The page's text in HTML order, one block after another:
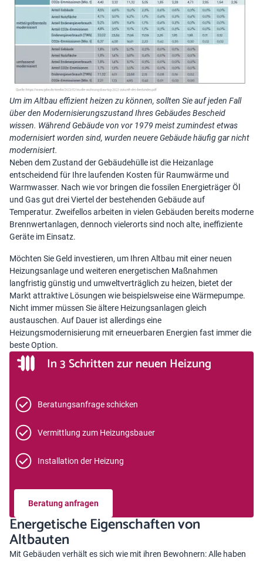
Um im Altbau effizient heizen zu können, sollten Sie auf jeden Fall
über den Modernisierungszustand Ihres Gebäudes Bescheid
wissen. Während Gebäude von vor 1979 meist zumindest etwas
modernisiert worden sind, wurden neuere Gebäude häufig gar nicht
modernisiert.
Neben dem Zustand der Gebäudehülle ist die Heizanlage
entscheidend für Ihre laufenden Kosten für Raumwärme und
Warmwasser. Nach wie vor bringen die fossilen Energieträger Öl
und Gas gut drei Viertel der bestehenden Gebäude auf
Temperatur. Zweifellos arbeiten in vielen Gebäuden bereits moderne
Brennwertanlagen, dennoch vielerorts sind noch alte, ineffiziente
Geräte im Einsatz.
Möchten Sie Geld investieren, um Ihren Altbau mit einer neuen
Heizungsanlage und weiteren energetischen Maßnahmen
langfristig günstig und umweltverträglich zu heizen, bietet der
Markt attraktive Lösungen wie beispielsweise eine Wärmepumpe.
Nicht immer müssen Sie ältere Heizungsanlagen gleich
austauschen. Auf Dauer ist allerdings eine
Heizungsmodernisierung mit erneuerbaren Energien fast immer die
beste Option.
In 3 Schritten zur neuen Heizung
Beratungsanfrage schicken
Vermittlung zum Heizungsbauer
Installation der Heizung
Beratung anfragen
Energetische Eigenschaften von
Altbauten
Mit Gebäuden verhält es sich wie mit ihren Bewohnern: Alle haben